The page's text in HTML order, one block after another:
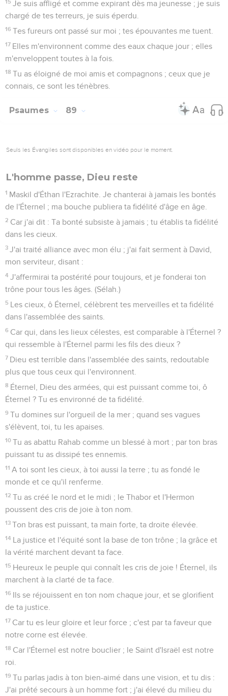
15 Je suis affligé et comme expirant dès ma jeunesse ; je suis
chargé de tes terreurs, je suis éperdu.
16 Tes fureurs ont passé sur moi ; tes épouvantes me tuent.
17 Elles m'environnent comme des eaux chaque jour ; elles
m'enveloppent toutes à la fois.
18 Tu as éloigné de moi amis et compagnons ; ceux que je
connais, ce sont les ténèbres.
Psaumes 89
Seuls les Évangiles sont disponibles en vidéo pour le moment.
L'homme passe, Dieu reste
1 Maskil d'Éthan l'Ezrachite. Je chanterai à jamais les bontés
de l'Éternel ; ma bouche publiera ta fidélité d'âge en âge.
2 Car j'ai dit : Ta bonté subsiste à jamais ; tu établis ta fidélité
dans les cieux.
3 J'ai traité alliance avec mon élu ; j'ai fait serment à David,
mon serviteur, disant :
4 J'affermirai ta postérité pour toujours, et je fonderai ton
trône pour tous les âges. (Sélah.)
5 Les cieux, ô Éternel, célèbrent tes merveilles et ta fidélité
dans l'assemblée des saints.
6 Car qui, dans les lieux célestes, est comparable à l'Éternel ?
qui ressemble à l'Éternel parmi les fils des dieux ?
7 Dieu est terrible dans l'assemblée des saints, redoutable
plus que tous ceux qui l'environnent.
8 Éternel, Dieu des armées, qui est puissant comme toi, ô
Éternel ? Tu es environné de ta fidélité.
9 Tu domines sur l'orgueil de la mer ; quand ses vagues
s'élèvent, toi, tu les apaises.
10 Tu as abattu Rahab comme un blessé à mort ; par ton bras
puissant tu as dissipé tes ennemis.
11 A toi sont les cieux, à toi aussi la terre ; tu as fondé le
monde et ce qu'il renferme.
12 Tu as créé le nord et le midi ; le Thabor et l'Hermon
poussent des cris de joie à ton nom.
13 Ton bras est puissant, ta main forte, ta droite élevée.
14 La justice et l'équité sont la base de ton trône ; la grâce et
la vérité marchent devant ta face.
15 Heureux le peuple qui connaît les cris de joie ! Éternel, ils
marchent à la clarté de ta face.
16 Ils se réjouissent en ton nom chaque jour, et se glorifient
de ta justice.
17 Car tu es leur gloire et leur force ; c'est par ta faveur que
notre corne est élevée.
18 Car l'Éternel est notre bouclier ; le Saint d'Israël est notre
roi.
19 Tu parlas jadis à ton bien-aimé dans une vision, et tu dis :
J'ai prêté secours à un homme fort ; j'ai élevé du milieu du